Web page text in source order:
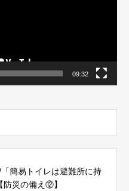
09:32
簡易トイレは避難所に持
防災の備え⑫】